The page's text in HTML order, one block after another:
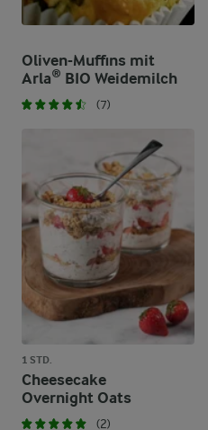
Oliven-Muffins mit
Arla® BIO Weidemilch
(7)
1 STD.
Cheesecake
Overnight Oats
(2)